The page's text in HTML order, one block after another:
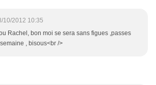
10/2012 10:35
Rachel, bon moi se sera sans figues ,passes
, bisous<br />